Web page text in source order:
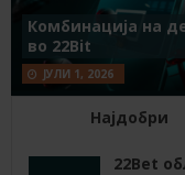
Комбинација на
во 22Bit
ЈУЛИ 1, 2026
Најдобри
22Bet